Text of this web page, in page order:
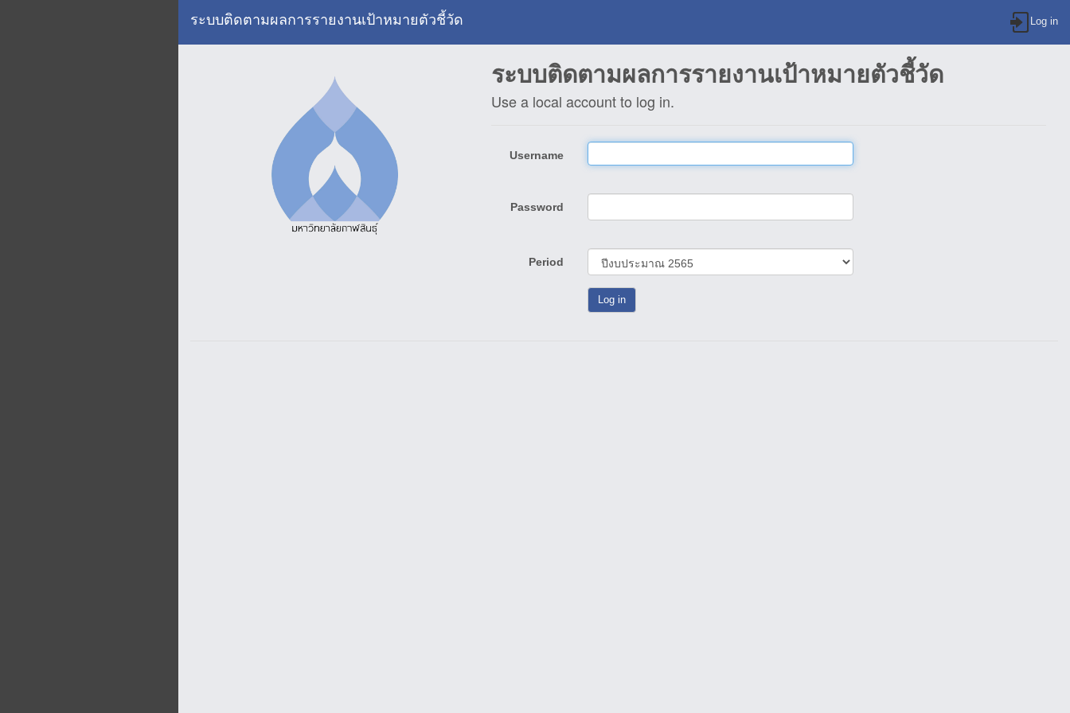
ระบบติดตามผลการรายงานเป้าหมายตัวชี้วัด Log in
ระบบติดตามผลการรายงานเป้าหมายตัวชี้วัด
Use a local account to log in.
Username
Password
Period